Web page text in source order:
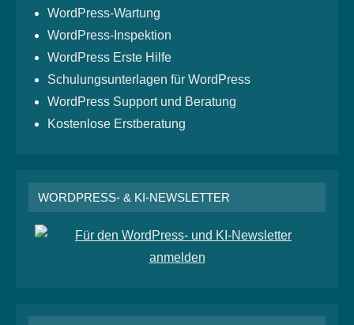
WordPress-Wartung
WordPress-Inspektion
WordPress Erste Hilfe
Schulungsunterlagen für WordPress
WordPress Support und Beratung
Kostenlose Erstberatung
WORDPRESS- & KI-NEWSLETTER